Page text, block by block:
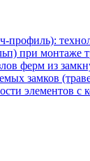
профиль):
при монтаже
ферм из
замков
элементов